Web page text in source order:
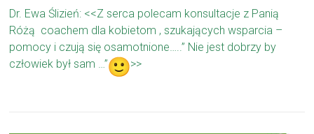
Dr. Ewa Ślizień: <<Z serca polecam konsultacje z Panią
Różą coachem dla kobietom , szukających wsparcia –
pomocy i czują się osamotnione…..” Nie jest dobrzy by
człowiek był sam …”
>>